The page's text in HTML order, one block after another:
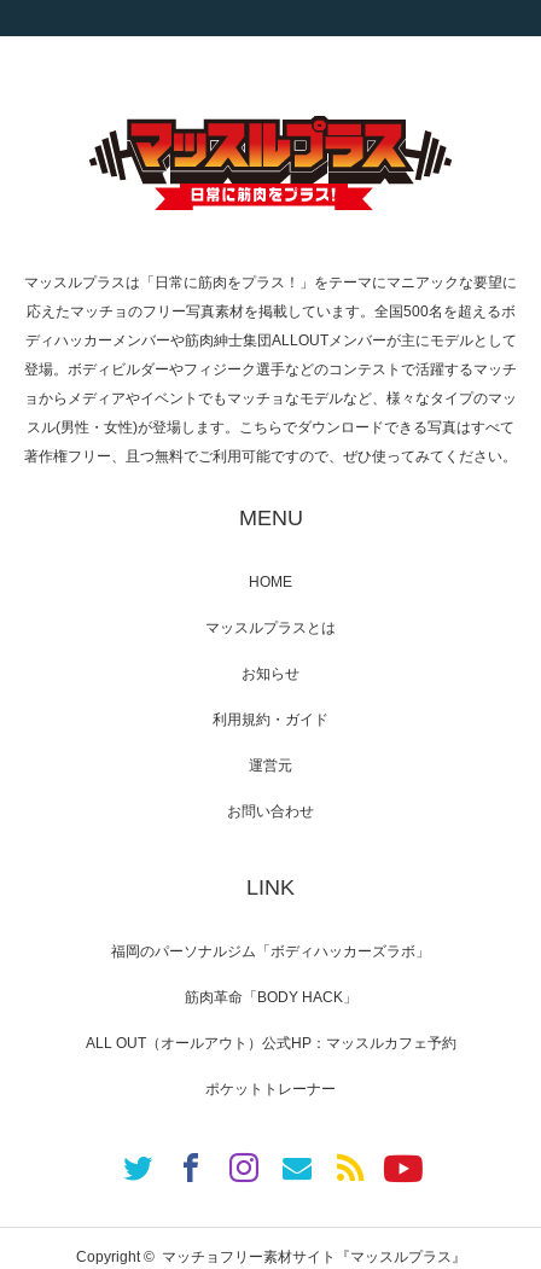
TOKYO FMラジオ番組「ONE MORNING」
で紹介さ…
た（6/8放送）
映画「メカバース」舞台挨拶へマッスルプラ
【TV】NHK BS「COOL JAPAN 」にてマッス
「ねとらぼ」さんに…
マッスルプラスは「日常に筋肉をプラス！」をテーマにマニアックな要望に
応えたマッチョのフリー写真素材を掲載しています。全国500名を超えるボ
ディハッカーメンバーや筋肉紳士集団ALLOUTメンバーが主にモデルとして
登場。ボディビルダーやフィジーク選手などのコンテストで活躍するマッチ
ョからメディアやイベントでもマッチョなモデルなど、様々なタイプのマッ
スル(男性・女性)が登場します。こちらでダウンロードできる写真はすべて
著作権フリー、且つ無料でご利用可能ですので、ぜひ使ってみてください。
MENU
HOME
マッスルプラスとは
お知らせ
利用規約・ガイド
運営元
お問い合わせ
LINK
福岡のパーソナルジム「ボディハッカーズラボ」
筋肉革命「BODY HACK」
ALL OUT（オールアウト）公式HP：マッスルカフェ予約
ポケットトレーナー
Copyright © マッチョフリー素材サイト『マッスルプラス』